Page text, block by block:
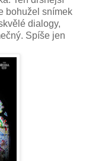
bohužel snímek
dialogy,
Spíše jen